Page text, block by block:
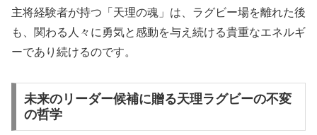
主将経験者が持つ「天理の魂」は、ラグビー場を離れた後
も、関わる人々に勇気と感動を与え続ける貴重なエネルギ
ーであり続けるのです。
未来のリーダー候補に贈る天理ラグビーの不変
の哲学